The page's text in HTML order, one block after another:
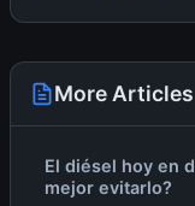
More Articles
El diésel hoy en
mejor evitarlo?